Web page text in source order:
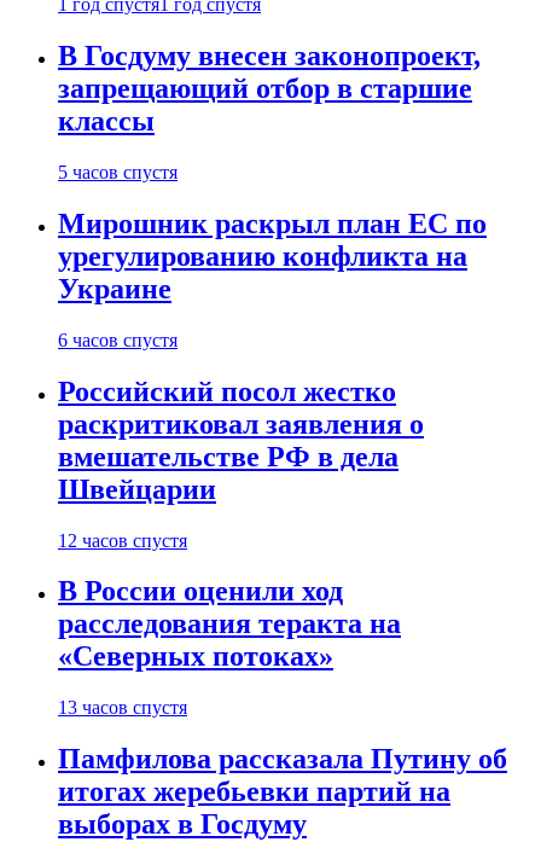
1 год спустя 1 год спустя
В Госдуму внесен законопроект,
запрещающий отбор в старшие
классы
5 часов спустя
Мирошник раскрыл план ЕС по
урегулированию конфликта на
Украине
6 часов спустя
Российский посол жестко
раскритиковал заявления о
вмешательстве РФ в дела
Швейцарии
12 часов спустя
В России оценили ход
расследования теракта на
«Северных потоках»
13 часов спустя
Памфилова рассказала Путину об
итогах жеребьевки партий на
выборах в Госдуму